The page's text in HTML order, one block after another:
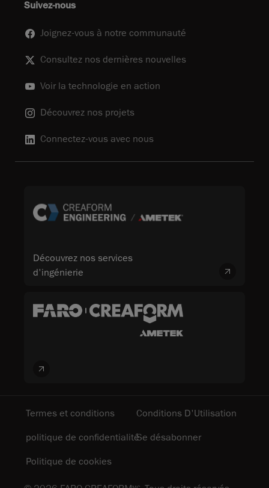
Suivez-nous
Joignez-vous à notre communauté
Consultez nos dernières nouvelles
Voir la technologie en action
Découvrez nos projets
Connectez-vous avec nous
Découvrez nos services
d'ingénierie
Termes et conditions
Conditions D'Utilisation
politique de confidentialitéSe désabonner
Politique de cookies